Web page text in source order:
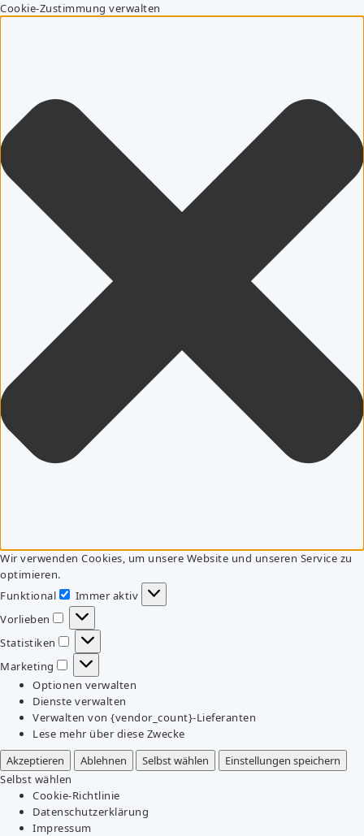
Cookie-Zustimmung verwalten
Wir verwenden Cookies, um unsere Website und unseren Service zu
optimieren.
Funktional
Funktional
Immer aktiv
Vorlieben
Vorlieben
Statistiken
Statistiken
Marketing
Marketing
Optionen verwalten
Dienste verwalten
Verwalten von {vendor_count}-Lieferanten
Lese mehr über diese Zwecke
Akzeptieren
Ablehnen Selbst wählen
Einstellungen speichern
Selbst wählen
Cookie-Richtlinie
Datenschutzerklärung
Impressum